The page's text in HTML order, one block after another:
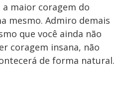
maior coragem do
mesmo. Admiro demais
que você ainda não
coragem insana, não
de forma natural.